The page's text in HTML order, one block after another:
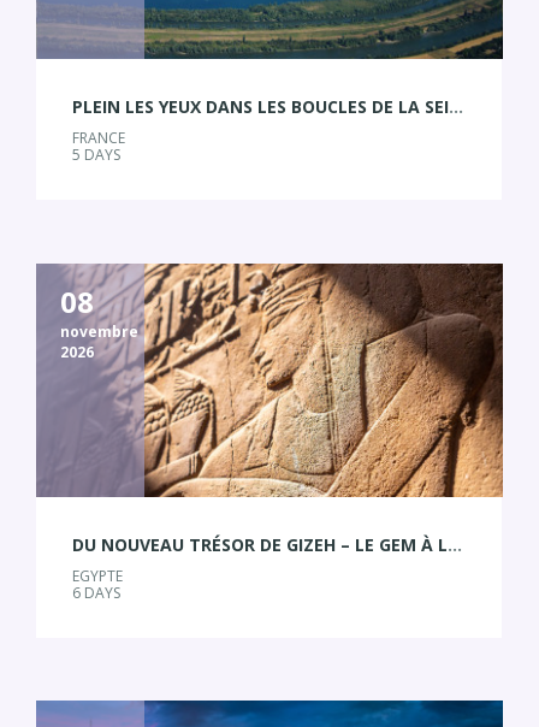
PLEIN LES YEUX DANS LES BOUCLES DE LA SEINE
FRANCE
5 DAYS
08
novembre
2026
DU NOUVEAU TRÉSOR DE GIZEH – LE GEM À LA PERLE D’ALEXANDRIE
EGYPTE
6 DAYS